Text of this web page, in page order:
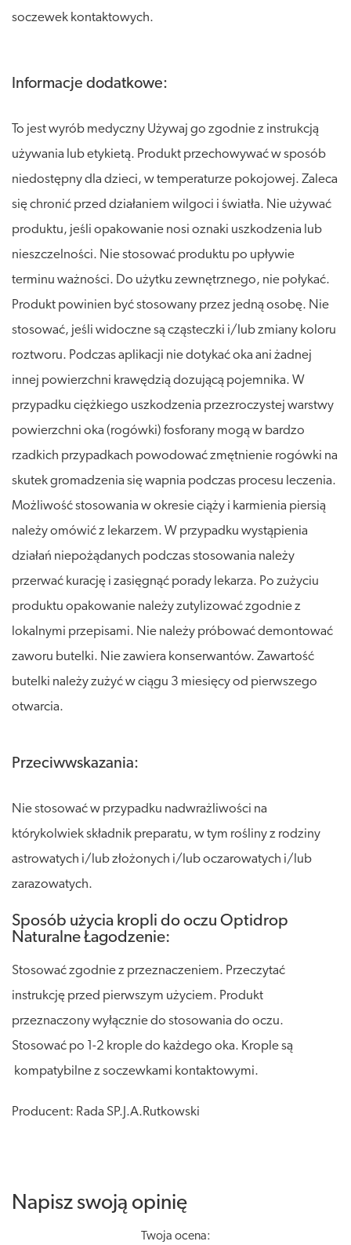
soczewek kontaktowych.
Informacje dodatkowe:
To jest wyrób medyczny Używaj go zgodnie z instrukcją
używania lub etykietą. Produkt przechowywać w sposób
niedostępny dla dzieci, w temperaturze pokojowej. Zaleca
się chronić przed działaniem wilgoci i światła. Nie używać
produktu, jeśli opakowanie nosi oznaki uszkodzenia lub
nieszczelności. Nie stosować produktu po upływie
terminu ważności. Do użytku zewnętrznego, nie połykać.
Produkt powinien być stosowany przez jedną osobę. Nie
stosować, jeśli widoczne są cząsteczki i/lub zmiany koloru
roztworu. Podczas aplikacji nie dotykać oka ani żadnej
innej powierzchni krawędzią dozującą pojemnika. W
przypadku ciężkiego uszkodzenia przezroczystej warstwy
powierzchni oka (rogówki) fosforany mogą w bardzo
rzadkich przypadkach powodować zmętnienie rogówki na
skutek gromadzenia się wapnia podczas procesu leczenia.
Możliwość stosowania w okresie ciąży i karmienia piersią
należy omówić z lekarzem. W przypadku wystąpienia
działań niepożądanych podczas stosowania należy
przerwać kurację i zasięgnąć porady lekarza. Po zużyciu
produktu opakowanie należy zutylizować zgodnie z
lokalnymi przepisami. Nie należy próbować demontować
zaworu butelki. Nie zawiera konserwantów. Zawartość
butelki należy zużyć w ciągu 3 miesięcy od pierwszego
otwarcia.
Przeciwwskazania:
Nie stosować w przypadku nadwrażliwości na
którykolwiek składnik preparatu, w tym rośliny z rodziny
astrowatych i/lub złożonych i/lub oczarowatych i/lub
zarazowatych.
Sposób użycia kropli do oczu Optidrop
Naturalne Łagodzenie:
Stosować zgodnie z przeznaczeniem. Przeczytać
instrukcję przed pierwszym użyciem. Produkt
przeznaczony wyłącznie do stosowania do oczu.
Stosować po 1-2 krople do każdego oka. Krople są
kompatybilne z soczewkami kontaktowymi.
Producent: Rada SP.J.A.Rutkowski
Napisz swoją opinię
Twoja ocena: